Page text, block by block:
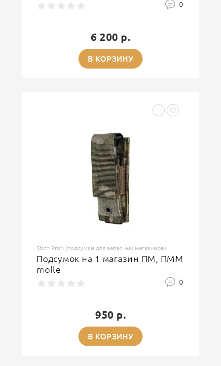
0
6 200 р.
В КОРЗИНУ
Stich Profi (подсумки для запасных магазинов)
Подсумок на 1 магазин ПМ, ПММ
molle
0
950 р.
В КОРЗИНУ